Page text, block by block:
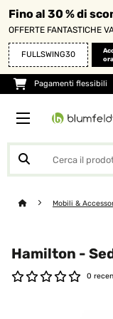
Fino al 30 % di
OFFERTE FANTASTICHE
FULLSWING30
ora
Pagamenti flessibili
Mobili &
Hamilton -
0